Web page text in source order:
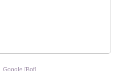
Google [Bot]